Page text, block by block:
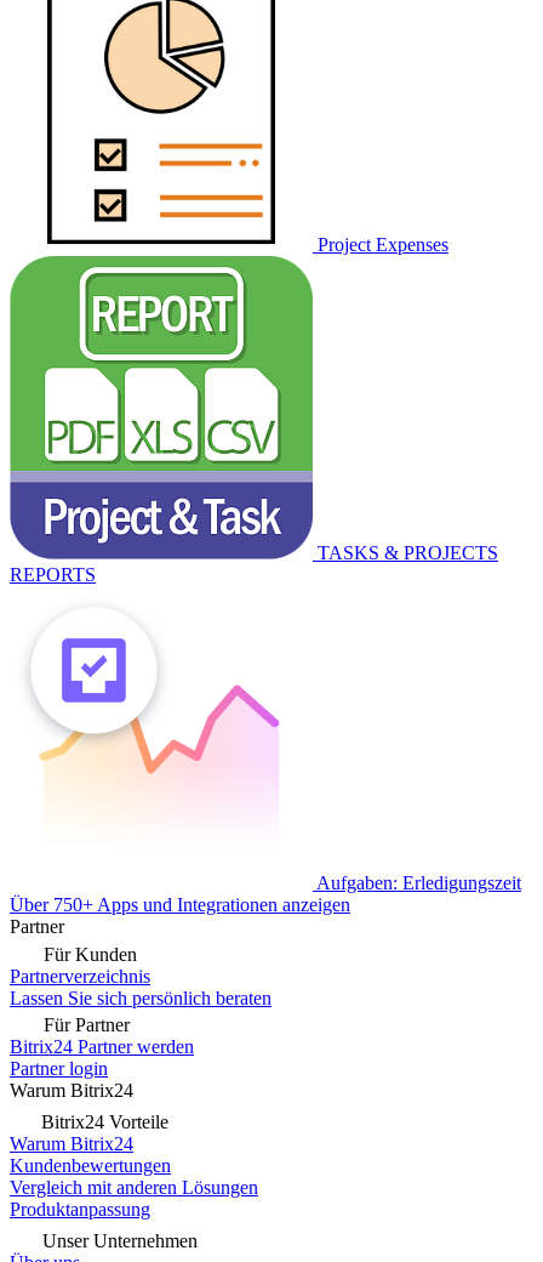
Project Expenses
TASKS & PROJECTS
REPORTS
Aufgaben: Erledigungszeit
Über 750+ Apps und Integrationen anzeigen
Partner
Für Kunden
Partnerverzeichnis
Lassen Sie sich persönlich beraten
Für Partner
Bitrix24 Partner werden
Partner login
Warum Bitrix24
Bitrix24 Vorteile
Warum Bitrix24
Kundenbewertungen
Vergleich mit anderen Lösungen
Produktanpassung
Unser Unternehmen